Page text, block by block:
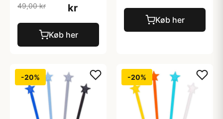
49,00 kr
kr
Køb her
Køb her
-20% -20%